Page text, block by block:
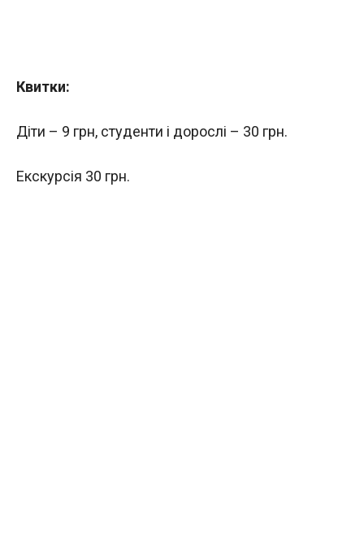
Квитки:
Діти – 9 грн, студенти і дорослі – 30 грн.
Екскурсія 30 грн.